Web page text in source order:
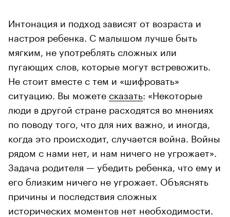
Интонация и подход зависят от возраста и
настроя ребенка. С малышом лучше быть
мягким, не употреблять сложных или
пугающих слов, которые могут встревожить.
Не стоит вместе с тем и «шифровать»
ситуацию. Вы можете сказать: «Некоторые
люди в другой стране расходятся во мнениях
по поводу того, что для них важно, и иногда,
когда это происходит, случается война. Войны
рядом с нами нет, и нам ничего не угрожает».
Задача родителя — убедить ребенка, что ему и
его близким ничего не угрожает. Объяснять
причины и последствия сложных
исторических моментов нет необходимости.